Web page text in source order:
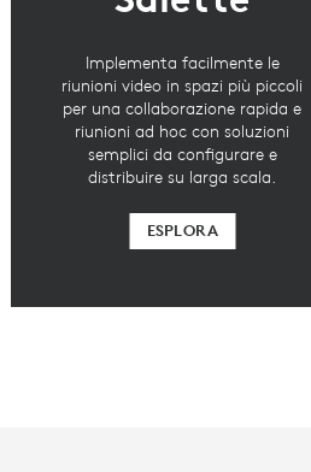
Implementa facilmente le
riunioni video in spazi più piccoli
per una collaborazione rapida e
riunioni ad hoc con soluzioni
semplici da configurare e
distribuire su larga scala.
ESPLORA